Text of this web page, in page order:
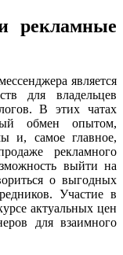
рекламные
является
для владельцев
В этих чатах
обмен опытом,
и, самое главное,
рекламного
выйти на
о выгодных
Участие в
актуальных цен
для взаимного